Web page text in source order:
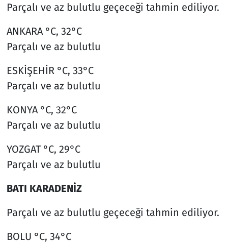
Parçalı ve az bulutlu geçeceği tahmin ediliyor.
ANKARA °C, 32°C
Parçalı ve az bulutlu
ESKİŞEHİR °C, 33°C
Parçalı ve az bulutlu
KONYA °C, 32°C
Parçalı ve az bulutlu
YOZGAT °C, 29°C
Parçalı ve az bulutlu
BATI KARADENİZ
Parçalı ve az bulutlu geçeceği tahmin ediliyor.
BOLU °C, 34°C